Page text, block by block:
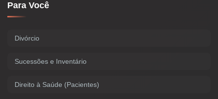
Para Você
Divórcio
Sucessões e Inventário
Direito à Saúde (Pacientes)